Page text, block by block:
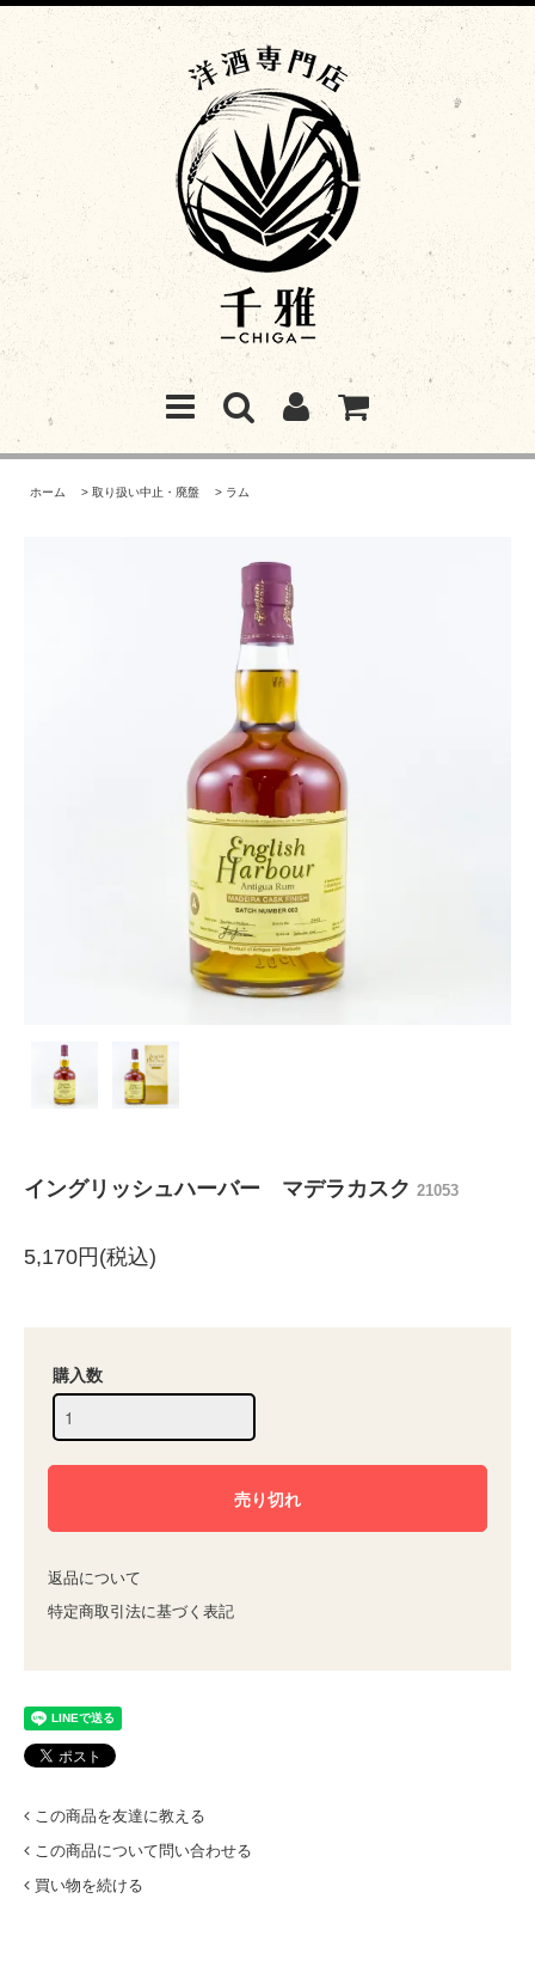
ホーム > 取り扱い中止・廃盤 > ラム
イングリッシュハーバー マデラカスク 21053
5,170円(税込)
購入数
返品について
特定商取引法に基づく表記
この商品を友達に教える
この商品について問い合わせる
買い物を続ける